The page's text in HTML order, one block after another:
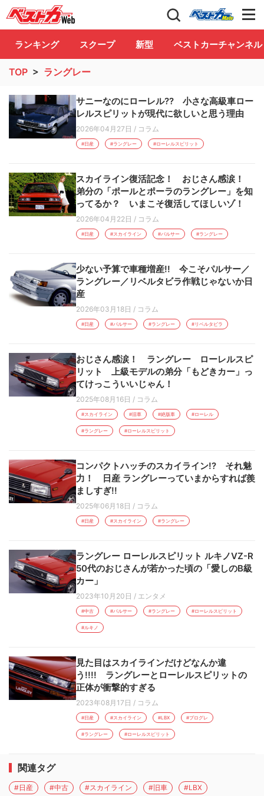
自動車情報誌「ベストカー」 Club
ランキング スクープ 新型 ベストカーチャンネル
TOP > ラングレー
サニーなのにローレル?? 小さな高級車ロー
レルスピリットが現代に欲しいと思う理由
2026年04月27日 / コラム
#日産 #ラングレー #ローレルスピリット
スカイライン復活記念！ おじさん感涙！
弟分の「ポールとポーラのラングレー」を知
ってるか？ いまこそ復活してほしいゾ！
2026年04月22日 / コラム
#日産 #スカイライン #パルサー #ラングレー
少ない予算で車種増産!! 今こそパルサー／
ラングレー／リベルタビラ作戦じゃないか日
産
2026年03月18日 / コラム
#日産 #パルサー #ラングレー #リベルタビラ
おじさん感涙！ ラングレー ローレルスピ
リット 上級モデルの弟分「もどきカー」っ
てけっこういいじゃん！
2025年08月16日 / コラム
#スカイライン #旧車 #絶版車 #ローレル
#ラングレー #ローレルスピリット
コンパクトハッチのスカイライン!? それ魅
力！ 日産 ラングレーっていまからすれば羨
ましすぎ!!
2025年06月18日 / コラム
#日産 #スカイライン #ラングレー
ラングレー ローレルスピリット ルキノVZ-R
50代のおじさんが若かった頃の「愛しのB級
カー」
2023年10月20日 / エンタメ
#中古 #パルサー #ラングレー #ローレルスピリット
#ルキノ
見た目はスカイラインだけどなんか違
う!!!! ラングレーとローレルスピリットの
正体が衝撃的すぎる
2023年08月17日 / コラム
#日産 #スカイライン #LBX #プログレ
#ラングレー #ローレルスピリット
関連タグ
#日産 #中古 #スカイライン #旧車 #LBX